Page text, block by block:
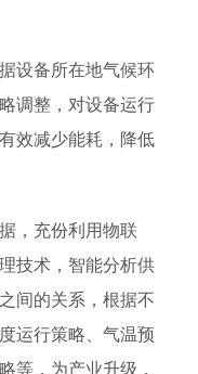
设备所在地气候环
调整，对设备运行
效减少能耗，降低
，充份利用物联
技术，智能分析供
间的关系，根据不
运行策略、气温预
等，为产业升级，